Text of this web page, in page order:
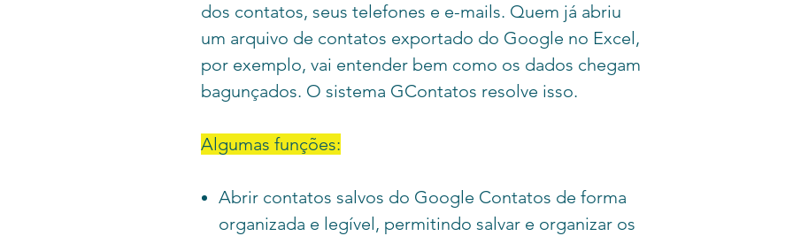
dos contatos, seus telefones e e-mails. Quem já abriu
um arquivo de contatos exportado do Google no Excel,
por exemplo, vai entender bem como os dados chegam
bagunçados. O sistema GContatos resolve isso.
Algumas funções:
Abrir contatos salvos do Google Contatos de forma
organizada e legível, permitindo salvar e organizar os